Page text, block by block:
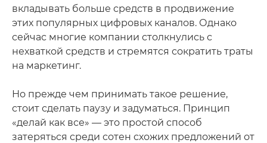
вкладывать больше средств в продвижение
этих популярных цифровых каналов. Однако
сейчас многие компании столкнулись с
нехваткой средств и стремятся сократить траты
на маркетинг.
Но прежде чем принимать такое решение,
стоит сделать паузу и задуматься. Принцип
«делай как все» — это простой способ
затеряться среди сотен схожих предложений от